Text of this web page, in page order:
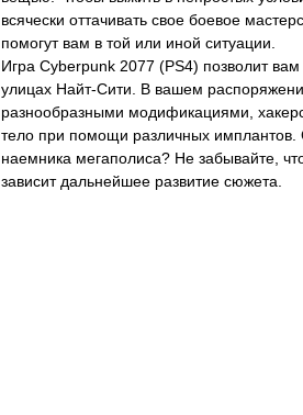
всячески оттачивать свое боевое
помогут вам в той или иной ситуации.
Игра Cyberpunk 2077 (PS4) позволит
улицах Найт-Сити. В вашем
разнообразными модификациями,
тело при помощи различных имплантов.
наемника мегаполиса? Не забывайте,
зависит дальнейшее развитие сюжета.